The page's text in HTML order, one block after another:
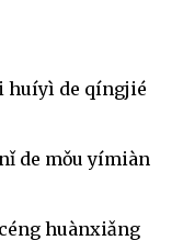
huíyì de qíngjié
de mǒu yímiàn
huànxiǎng